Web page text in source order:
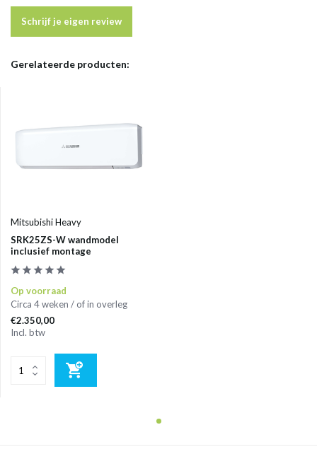
Schrijf je eigen review
Gerelateerde producten:
Mitsubishi Heavy
SRK25ZS-W wandmodel
inclusief montage
Op voorraad
Circa 4 weken / of in overleg
€2.350,00
Incl. btw